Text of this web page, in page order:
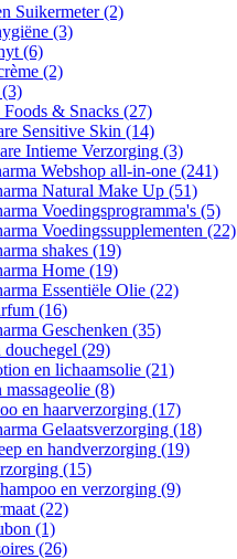
Suikermeter(2)
(3)
(6)
(2)
(3)
& Snacks (27)
Sensitive Skin (14)
Intieme Verzorging (3)
Webshop all-in-one (241)
Natural Make Up (51)
Voedingsprogramma's (5)
Voedingssupplementen (22)
shakes (19)
Home (19)
Essentiële Olie (22)
(16)
Geschenken (35)
douchegel (29)
en lichaamsolie (21)
massageolie (8)
en haarverzorging (17)
Gelaatsverzorging (18)
en handverzorging (19)
(15)
en verzorging (9)
(22)
(1)
(26)